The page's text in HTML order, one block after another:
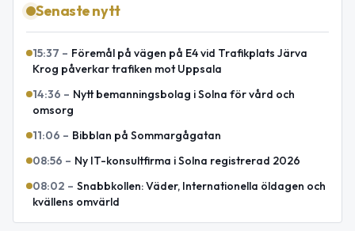
Senaste nytt
15:37 – Föremål på vägen på E4 vid Trafikplats Järva
Krog påverkar trafiken mot Uppsala
14:36 – Nytt bemanningsbolag i Solna för vård och
omsorg
11:06 – Bibblan på Sommargågatan
08:56 – Ny IT-konsultfirma i Solna registrerad 2026
08:02 – Snabbkollen: Väder, Internationella öldagen och
kvällens omvärld